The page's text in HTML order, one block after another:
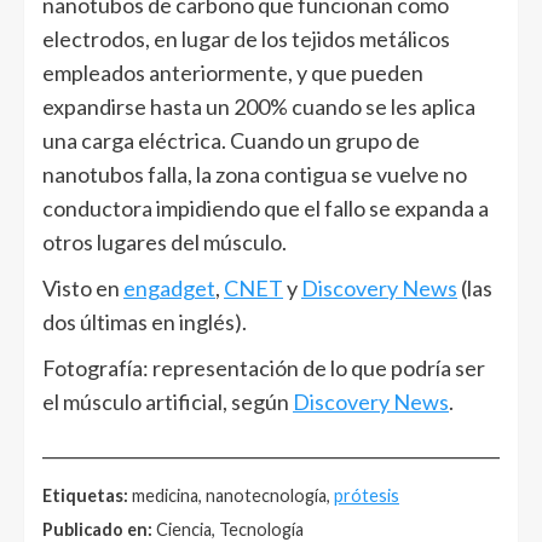
nanotubos de carbono que funcionan como
electrodos, en lugar de los tejidos metálicos
empleados anteriormente, y que pueden
expandirse hasta un 200% cuando se les aplica
una carga eléctrica. Cuando un grupo de
nanotubos falla, la zona contigua se vuelve no
conductora impidiendo que el fallo se expanda a
otros lugares del músculo.
Visto en engadget, CNETy Discovery News (las
dos últimas en inglés).
Fotografía: representación de lo que podría ser
el músculo artificial, según Discovery News.
Etiquetas: medicina, nanotecnología, prótesis
Publicado en: Ciencia, Tecnología